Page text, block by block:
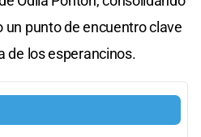
punto de encuentro clave
de los esperancinos.